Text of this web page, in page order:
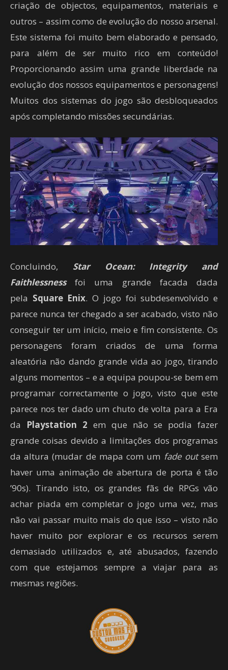
criação de objectos, equipamentos, materiais e
outros – assim como de evolução do nosso arsenal.
Este sistema foi muito bem elaborado e pensado,
para além de ser muito rico em conteúdo!
Proporcionando assim uma grande liberdade na
evolução dos nossos equipamentos e personagens!
Muitos dos sistemas do jogo são desbloqueados
após completando missões secundárias.
Concluindo, Star Ocean: Integrity and
Faithlessnessfoi uma grande facada dada
pela Square Enix. O jogo foi subdesenvolvido e
parece nunca ter chegado a ser acabado, visto não
conseguir ter um início, meio e fim consistente. Os
personagens foram criados de uma forma
aleatória não dando grande vida ao jogo, tirando
alguns momentos – e a equipa poupou-se bem em
programar correctamente o jogo, visto que este
parece nos ter dado um chuto de volta para a Era
da Playstation 2 em que não se podia fazer
grande coisas devido a limitações dos programas
da altura (mudar de mapa com um fade outsem
haver uma animação de abertura de porta é tão
’90s). Tirando isto, os grandes fãs de RPGs vão
achar piada em completar o jogo uma vez, mas
não vai passar muito mais do que isso – visto não
haver muito por explorar e os recursos serem
demasiado utilizados e, até abusados, fazendo
com que estejamos sempre a viajar para as
mesmas regiões.